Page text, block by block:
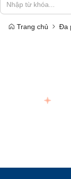
Trang chủ Đa